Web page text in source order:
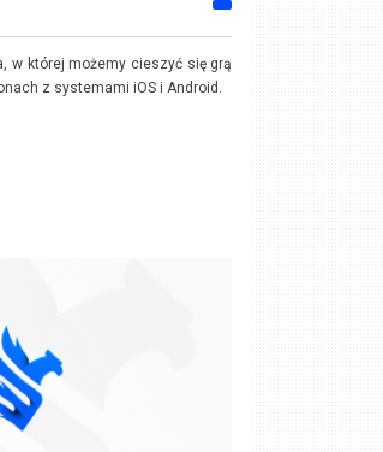
w której możemy cieszyć się grą
z systemamiiOS iAndroid .